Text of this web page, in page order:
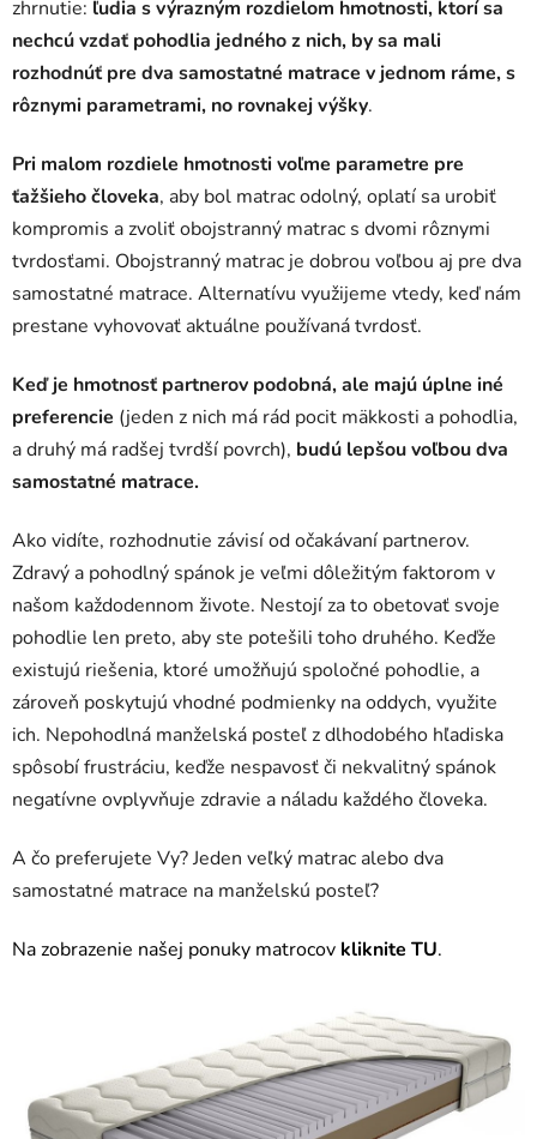
zhrnutie: ľudia s výrazným rozdielom hmotnosti, ktorí sa
nechcú vzdať pohodlia jedného z nich, by sa mali
rozhodnúť pre dva samostatné matrace v jednom ráme, s
rôznymi parametrami, no rovnakej výšky.
Pri malom rozdiele hmotnosti voľme parametre pre
ťažšieho človeka, aby bol matrac odolný, oplatí sa urobiť
kompromis a zvoliť obojstranný matrac s dvomi rôznymi
tvrdosťami. Obojstranný matrac je dobrou voľbou aj pre dva
samostatné matrace. Alternatívu využijeme vtedy, keď nám
prestane vyhovovať aktuálne používaná tvrdosť.
Keď je hmotnosť partnerov podobná, ale majú úplne iné
preferencie (jeden z nich má rád pocit mäkkosti a pohodlia,
a druhý má radšej tvrdší povrch), budú lepšou voľbou dva
samostatné matrace.
Ako vidíte, rozhodnutie závisí od očakávaní partnerov.
Zdravý a pohodlný spánok je veľmi dôležitým faktorom v
našom každodennom živote. Nestojí za to obetovať svoje
pohodlie len preto, aby ste potešili toho druhého. Keďže
existujú riešenia, ktoré umožňujú spoločné pohodlie, a
zároveň poskytujú vhodné podmienky na oddych, využite
ich. Nepohodlná manželská posteľ z dlhodobého hľadiska
spôsobí frustráciu, keďže nespavosť či nekvalitný spánok
negatívne ovplyvňuje zdravie a náladu každého človeka.
A čo preferujete Vy? Jeden veľký matrac alebo dva
samostatné matrace na manželskú posteľ?
Na zobrazenie našej ponuky matrocov kliknite TU.